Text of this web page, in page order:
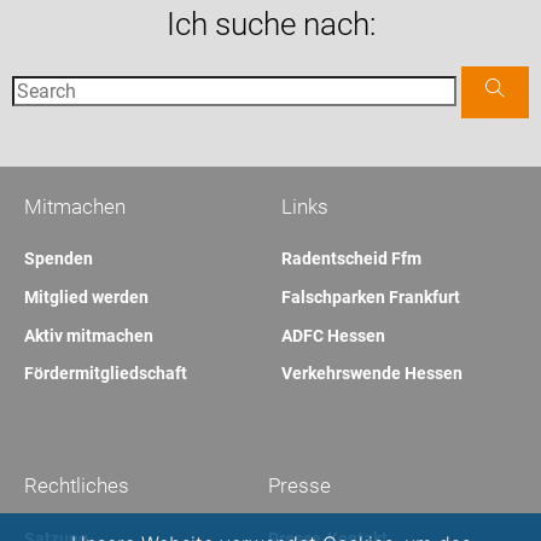
Ich suche nach:
Links
Radentscheid Ffm
Falschparken Frankfurt
ADFC Hessen
Verkehrswende Hessen
Mitmachen
Spenden
Mitglied werden
Aktiv mitmachen
Fördermitgliedschaft
Presse
Rechtliches